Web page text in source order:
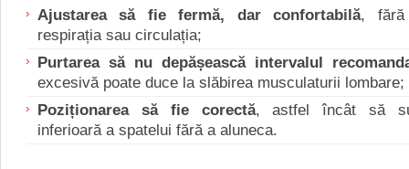
Ajustarea să fie fermă, dar confortabilă, fără
respirația sau circulația;
Purtarea să nu depășească intervalul
excesivă poate duce la slăbirea musculaturii lombare;
Poziționarea să fie corectă, astfel încât să
inferioară a spatelui fără a aluneca.